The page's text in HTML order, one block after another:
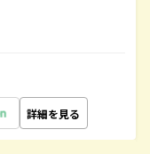
詳細を見る